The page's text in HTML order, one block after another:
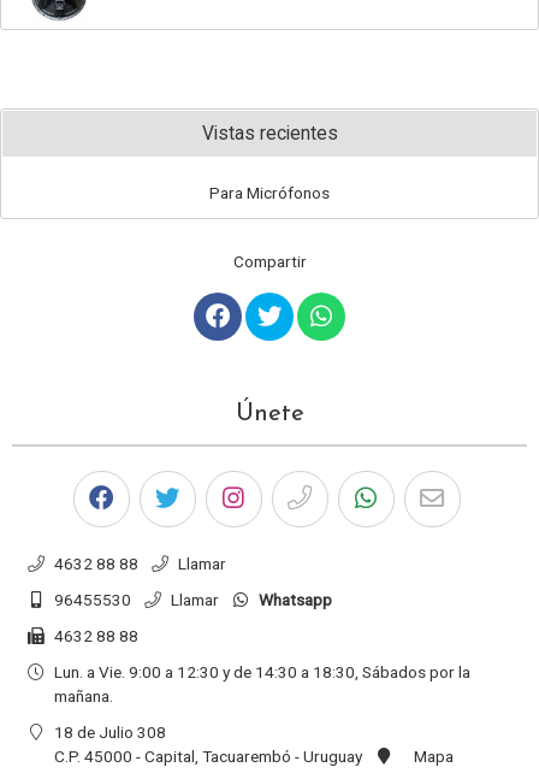
Vistas recientes
Para Micrófonos
Compartir
Únete
4632 88 88
Llamar
96455530
Llamar
Whatsapp
4632 88 88
Lun. a Vie. 9:00 a 12:30 y de 14:30 a 18:30, Sábados por la
mañana.
18 de Julio 308
C.P. 45000 - Capital, Tacuarembó - Uruguay
Mapa